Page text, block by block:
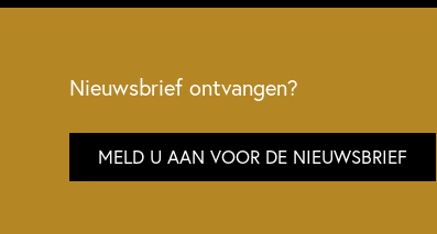
Nieuwsbrief ontvangen?
MELD U AAN VOOR DE NIEUWSBRIEF